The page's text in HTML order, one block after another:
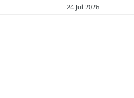
24 Jul 2026